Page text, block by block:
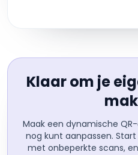
Klaar om je
Maak een dynamische
nog kunt aanpassen.
met onbeperkte scans,